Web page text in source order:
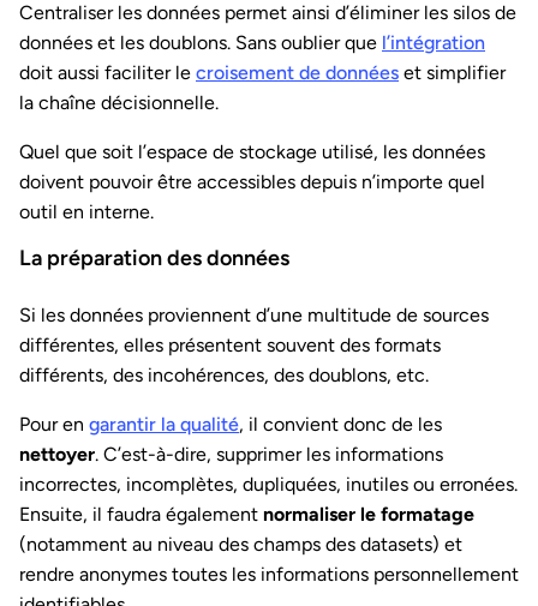
Centraliser les données permet ainsi d’éliminer les silos de
données et les doublons. Sans oublier que l’intégration
doit aussi faciliter le croisement de données et simplifier
la chaîne décisionnelle.
Quel que soit l’espace de stockage utilisé, les données
doivent pouvoir être accessibles depuis n’importe quel
outil en interne.
La préparation des données
Si les données proviennent d’une multitude de sources
différentes, elles présentent souvent des formats
différents, des incohérences, des doublons, etc.
Pour en garantir la qualité, il convient donc de les
nettoyer. C’est-à-dire, supprimer les informations
incorrectes, incomplètes, dupliquées, inutiles ou erronées.
Ensuite, il faudra également normaliser le formatage
(notamment au niveau des champs des datasets) et
rendre anonymes toutes les informations personnellement